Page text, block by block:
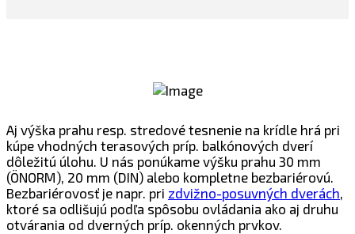
Aj výška prahu resp. stredové tesnenie na krídle hrá pri
kúpe vhodných terasových príp. balkónových dverí
dôležitú úlohu. U nás ponúkame výšku prahu 30 mm
(ÖNORM), 20 mm (DIN) alebo kompletne bezbariérovú.
Bezbariérovosť je napr. pri zdvižno-posuvných dverách,
ktoré sa odlišujú podľa spôsobu ovládania ako aj druhu
otvárania od dverných príp. okenných prvkov.